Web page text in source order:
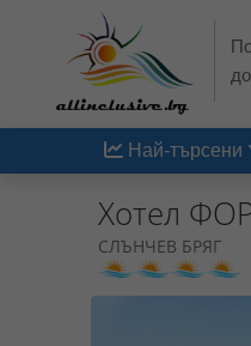
Най-търсени
Хотел
СЛЪНЧЕВ БРЯГ